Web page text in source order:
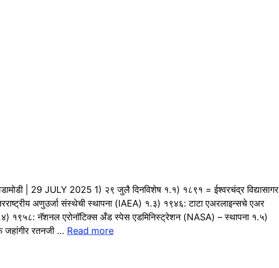
| 29 JULY 2025 1) २९ जुलै दिनविशेष १.१) १८९१ = ईश्वरचंद्र विद्यासागर
अणुउर्जा संस्थेची स्थापना (IAEA) १.३) १९४६: टाटा एअरलाइन्सचे एअर
१९५८: नॅशनल एरोनॉटिक्स अँड स्पेस एडमिनिस्ट्रेशन (NASA) – स्थापना १.५)
जहांगीर रतनजी … Read more